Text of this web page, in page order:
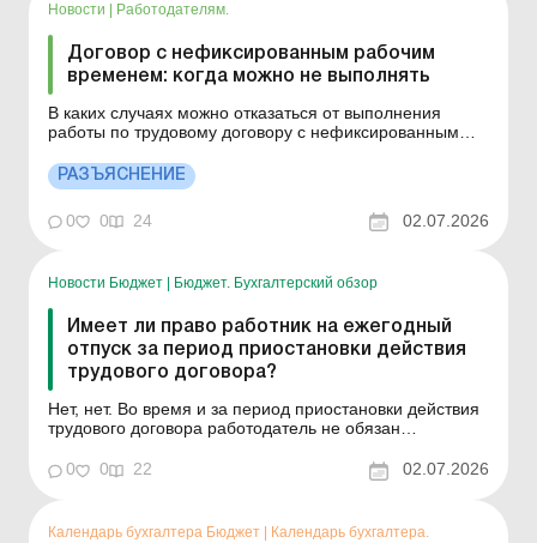
Новости Работодателям.
Договор с нефиксированным рабочим
временем: когда можно не выполнять
В каких случаях можно отказаться от выполнения
работы по трудовому договору с нефиксированным
договор с нефиксированным рабочим временем В
соответствии со ст. 211 КЗоТ трудовой договор с
нефиксированным рабочим временем должен
содержать, в частности, инфор...
РАЗЪЯСНЕНИЕ
0 0 24 02.07.2026
Новости Бюджет Бюджет. Бухгалтерский обзор
Имеет ли право работник на ежегодный
отпуск за период приостановки действия
трудового договора?
Нет, нет. Во время и за период приостановки действия
трудового договора работодатель не обязан
осуществлять гарантийные и компенсационные
выплаты (кроме сумм, которые принадлежали такому
трудового договора) и обеспеч...
0 0 22 02.07.2026
Календарь бухгалтера Бюджет | Календарь бухгалтера.